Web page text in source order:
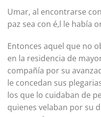
Umar, al encontrarse
paz sea con é,l le había
Entonces aquel que no
en la residencia de
compañía por su
le concedan sus
los que lo cuidaban de
quienes velaban por su